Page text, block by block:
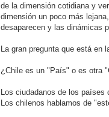
de la dimensión cotidiana y
dimensión un poco más
desaparecen y las dinámicas
La gran pregunta que está en
¿Chile es un "País" o es otra
Los ciudadanos de los países
Los chilenos hablamos de